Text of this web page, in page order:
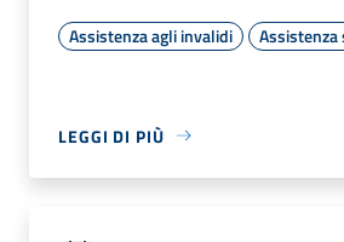
Assistenza agli invalidi Assistenza
LEGGI DI PIÙ